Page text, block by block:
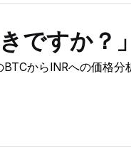
ですか？」
からINRへの価格分